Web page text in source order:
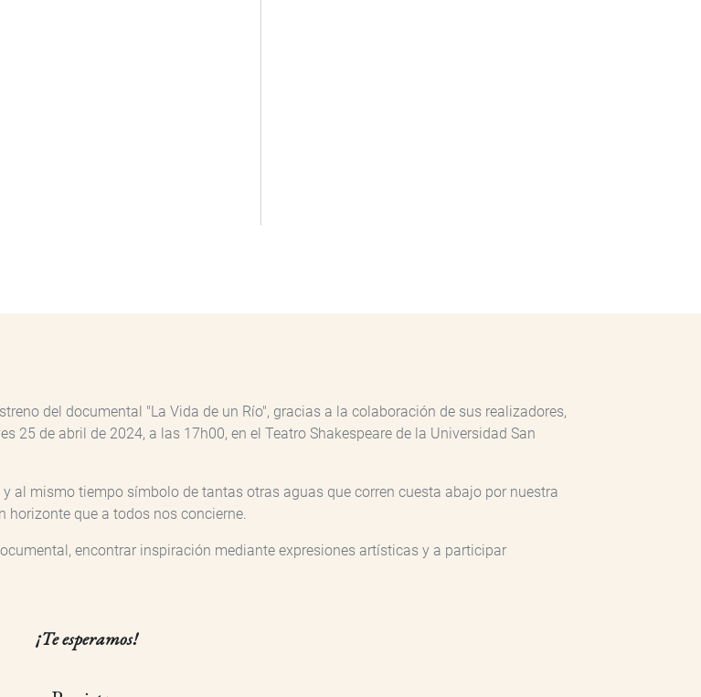
del documental "La Vida de un Río", gracias a la colaboración de sus realizadores,
25 de abril de 2024, a las 17h00, en el Teatro Shakespeare de la Universidad San
al mismo tiempo símbolo de tantas otras aguas que corren cuesta abajo por nuestra
horizonte que a todos nos concierne.
encontrar inspiración mediante expresiones artísticas y a participar
¡Te esperamos!